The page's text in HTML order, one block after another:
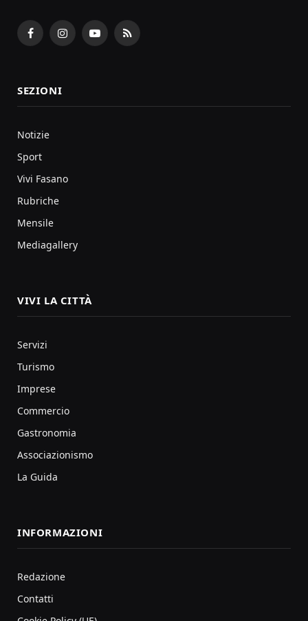
FacebookInstagramYouTubeRSS
SEZIONI
Notizie
Sport
Vivi Fasano
Rubriche
Mensile
Mediagallery
VIVI LA CITTÀ
Servizi
Turismo
Imprese
Commercio
Gastronomia
Associazionismo
La Guida
INFORMAZIONI
Redazione
Contatti